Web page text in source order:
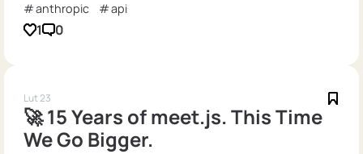
anthropic
api
1 0
Lut 23
🚀 15 Years of meet.js. This Time
We Go Bigger.